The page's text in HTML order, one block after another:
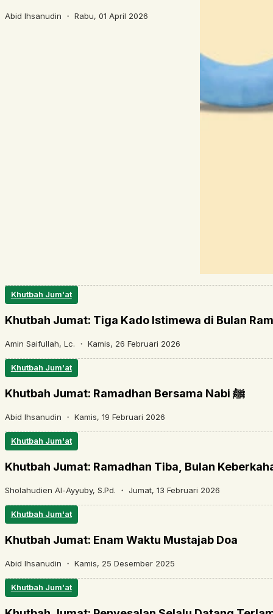
Abid Ihsanudin ・ Rabu, 01 April 2026
Khutbah Jum'at
Khutbah Jumat: Tiga Kado Istimewa di Bulan
Amin Saifullah, Lc. ・ Kamis, 26 Februari 2026
Khutbah Jum'at
Khutbah Jumat: Ramadhan Bersama Nabi ﷺ
Abid Ihsanudin ・ Kamis, 19 Februari 2026
Khutbah Jum'at
Khutbah Jumat: Ramadhan Tiba, Bulan
Sholahudien Al-Ayyuby, S.Pd. ・ Jumat, 13 Februari 2026
Khutbah Jum'at
Khutbah Jumat: Enam Waktu Mustajab Doa
Abid Ihsanudin ・ Kamis, 25 Desember 2025
Khutbah Jum'at